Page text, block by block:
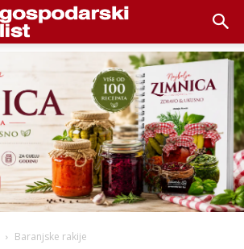
Baranjske rakije